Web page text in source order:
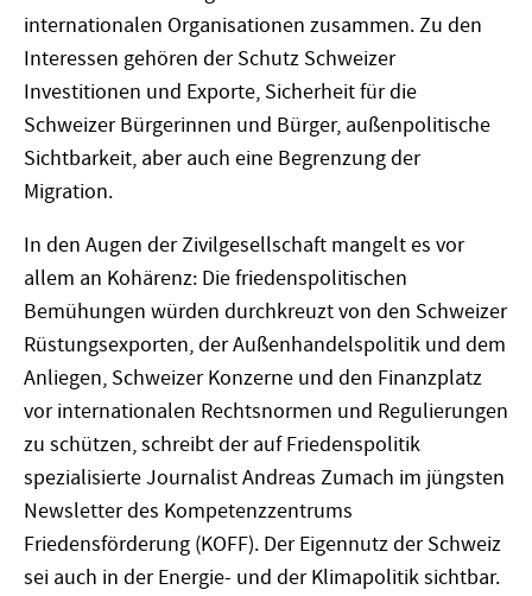
internationalen Organisationen zusammen. Zu den
Interessen gehören der Schutz Schweizer
Investitionen und Exporte, Sicherheit für die
Schweizer Bürgerinnen und Bürger, außenpolitische
Sichtbarkeit, aber auch eine Begrenzung der
Migration.
In den Augen der Zivilgesellschaft mangelt es vor
allem an Kohärenz: Die friedenspolitischen
Bemühungen würden durchkreuzt von den Schweizer
Rüstungsexporten, der Außenhandelspolitik und dem
Anliegen, Schweizer Konzerne und den Finanzplatz
vor internationalen Rechtsnormen und Regulierungen
zu schützen, schreibt der auf Friedenspolitik
spezialisierte Journalist Andreas Zumach im jüngsten
Newsletter des Kompetenzzentrums
Friedensförderung (KOFF). Der Eigennutz der Schweiz
sei auch in der Energie- und der Klimapolitik sichtbar.